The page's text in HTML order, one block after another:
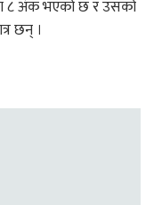
८ अंक भएको छ र उसको
छन् ।